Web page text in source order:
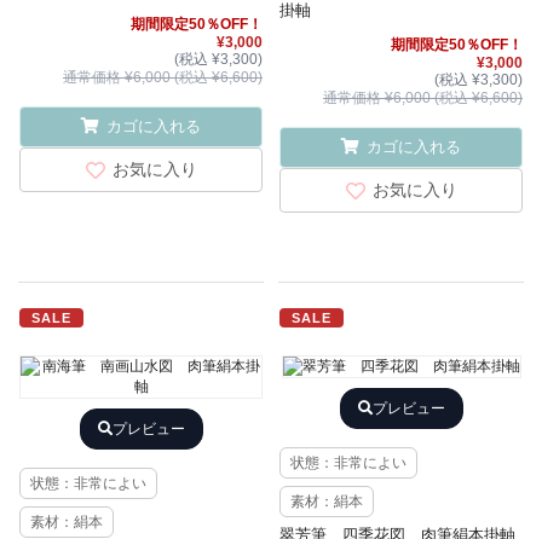
期間限定50％OFF！
¥3,000
(税込 ¥3,300)
通常価格 ¥6,000 (税込 ¥6,600)
カゴに入れる
お気に入り
掛軸
期間限定50％OFF！
¥3,000
(税込 ¥3,300)
通常価格 ¥6,000 (税込 ¥6,600)
カゴに入れる
お気に入り
SALE
プレビュー
状態：非常によい
素材：絹本
SALE
プレビュー
状態：非常によい
素材：絹本
翠芳筆 四季花図 肉筆絹本掛軸